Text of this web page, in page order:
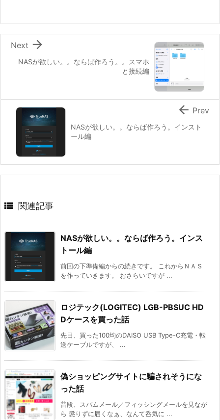
NASが欲しい。。ならば作ろう。。スマホ
と接続編

Next
NASが欲しい。。ならば作ろう。インスト
ール編
 Prev
 関連記事
NASが欲しい。。ならば作ろう。インス
トール編
前回の下準備編からの続きです。 これからＮＡＳ
を作っていきます。 おさらいですが ...
ロジテック(LOGITEC) LGB-PBSUC HD
Dケースを買った話
先日、買った100均のDAISO USB Type-C充電・転
送ケーブルですが、 ...
偽ショッピングサイトに騙されそうにな
った話
普段、スパムメール／フィッシングメールを見なが
ら 懲りずに届くなぁ、なんて呑気に ...